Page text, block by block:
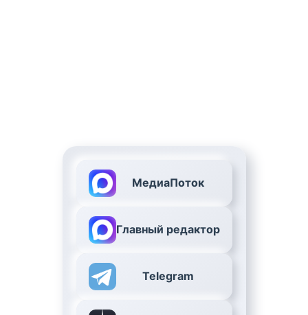
МедиаПоток
Главный редактор
Telegram